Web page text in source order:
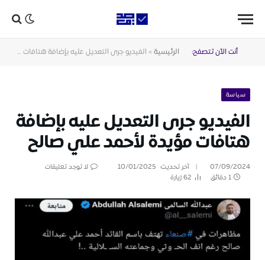
أنت الآن تتصفح: الرئيسية » الفيديو جرى التعديل عليه بإضافة هتافات مؤيدة لأحمد علي صالح
سياسة
الفيديو جرى التعديل عليه بإضافة
هتافات مؤيدة لأحمد علي صالح
07/09/2024 آخر تحديث: 10/01/2025
لا توجد تعليقات
1 دقائق
62زيارة